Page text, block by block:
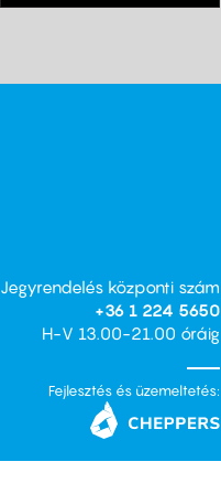
Jegyrendelés központi szám
+36 1 224 5650
H-V 13.00-21.00 óráig
Fejlesztés és üzemeltetés: